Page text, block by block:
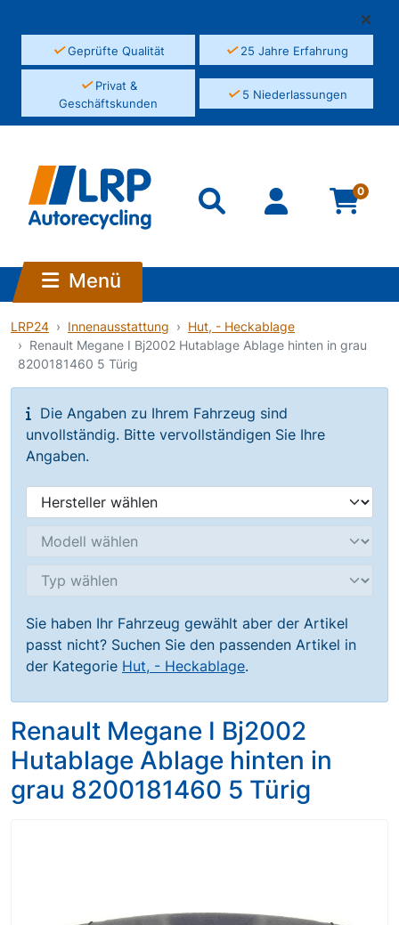
✓Geprüfte Qualität ✓25 Jahre Erfahrung
✓Privat &
Geschäftskunden
✓5 Niederlassungen
0
Menü
LRP24 Innenausstattung
Hut, - Heckablage
Renault Megane I Bj2002 Hutablage Ablage hinten in grau
8200181460 5 Türig
Die Angaben zu Ihrem Fahrzeug sind
unvollständig. Bitte vervollständigen Sie Ihre
Angaben.
Sie haben Ihr Fahrzeug gewählt aber der Artikel
passt nicht? Suchen Sie den passenden Artikel in
der Kategorie Hut, - Heckablage.
Renault Megane I Bj2002
Hutablage Ablage hinten in
grau 8200181460 5 Türig